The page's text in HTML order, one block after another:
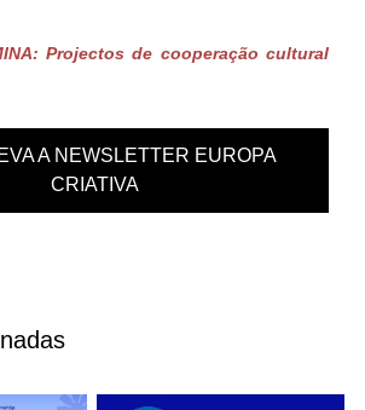
Projectos de cooperação cultural
A NEWSLETTER EUROPA
CRIATIVA